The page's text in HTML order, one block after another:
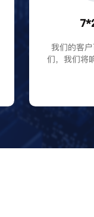
我们的客
们，我们将